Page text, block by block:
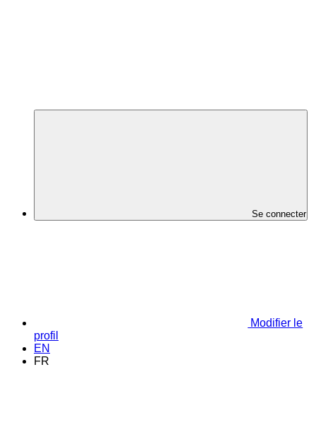
Se connecter
Modifier le
profil
EN
FR